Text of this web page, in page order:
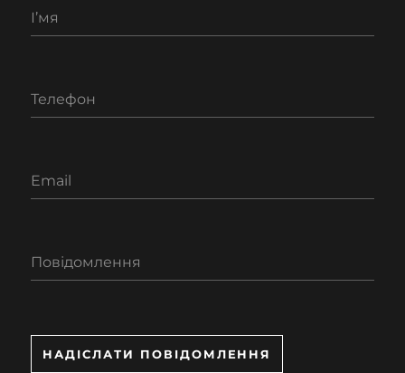
І’мя
Телефон
Email
Повідомлення
НАДІСЛАТИ ПОВІДОМЛЕННЯ